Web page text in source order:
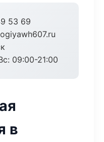
53 69
09:00-21:00
в